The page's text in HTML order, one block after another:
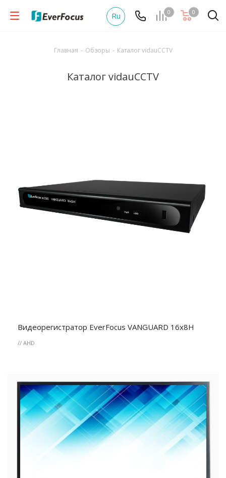
0 0
Ru
Главная - Обзоры - Каталог vidauCCTV
Каталог vidauCCTV
Видеорегистратор EverFocus VANGUARD 16x8H
// AHD